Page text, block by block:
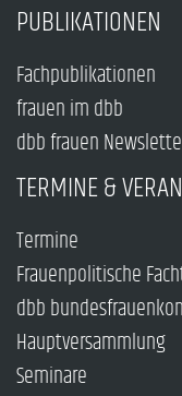
PUBLIKATIONEN
Fachpublikationen
frauen im dbb
dbb frauen
TERMINE &
Termine
Frauenpolitische
dbb
Hauptversammlung
Seminare